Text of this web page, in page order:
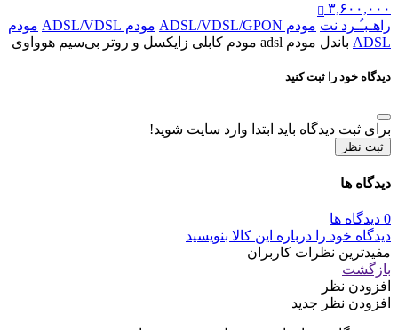
۳,۶۰۰,۰۰۰
راهـبـُـرد نت مودم ADSL/VDSL/GPON مودم ADSL/VDSL
مودم
ADSL باندل مودم adsl مودم کابلی زایکسل و روتر بی‌سیم هوواوی
دیدگاه خود را ثبت کنید
برای ثبت دیدگاه باید ابتدا وارد سایت شوید!
ثبت نظر
دیدگاه ها
0 دیدگاه ها
دیدگاه خود را درباره این کالا بنویسید
مفیدترین نظرات کاربران
بازگشت
افزودن نظر
افزودن نظر جدید